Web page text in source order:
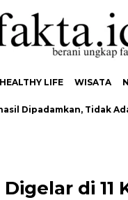
HEALTHY LIFE WISATA
Tidak Ada
di